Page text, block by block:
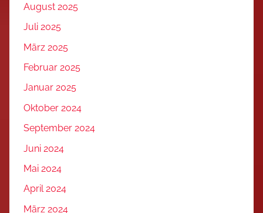
August 2025
Juli 2025
März 2025
Februar 2025
Januar 2025
Oktober 2024
September 2024
Juni 2024
Mai 2024
April 2024
März 2024